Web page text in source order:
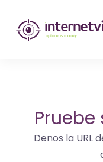
de
del
sitio
webDenos la URL